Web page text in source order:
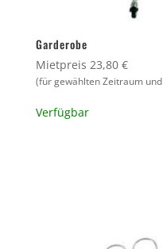
Garderobe
Mietpreis 23,80 €
(für gewählten Zeitraum
Verfügbar